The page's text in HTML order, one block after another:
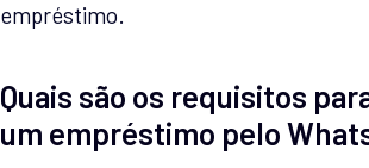
empréstimo.
Quais são os requisitos
um empréstimo pelo